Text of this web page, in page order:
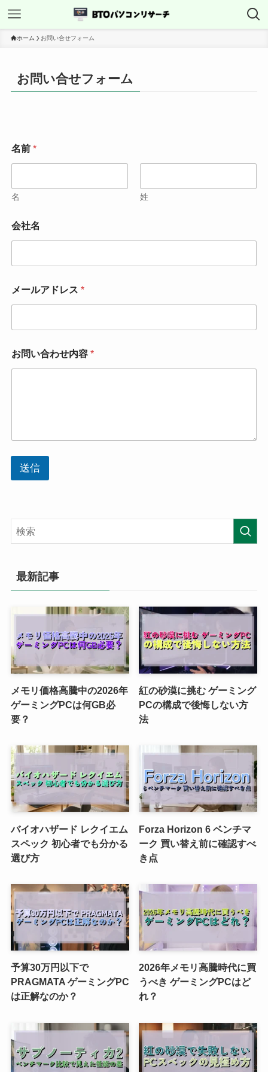
ホーム お問い合せフォーム
お問い合せフォーム
名前 *
名 姓
会社名
メールアドレス *
お問い合わせ内容 *
送信
最新記事
メモリ価格高騰中の2026年
ゲーミングPCは何GB必
要？
紅の砂漠に挑む ゲーミング
PCの構成で後悔しない方
法
バイオハザード レクイエム
スペック 初心者でも分かる
選び方
Forza Horizon 6 ベンチマ
ーク 買い替え前に確認すべ
き点
予算30万円以下で
PRAGMATA ゲーミングPC
は正解なのか？
2026年メモリ高騰時代に買
うべき ゲーミングPCはど
れ？